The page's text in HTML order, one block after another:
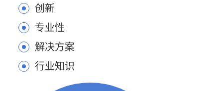
创新
专业性
解决方案
行业知识